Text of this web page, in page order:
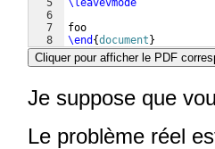
5
6
7
8
\leavevmode
foo
\end {document }
Cliquer pour afficher le PDF
Je suppose que
Le problème réel